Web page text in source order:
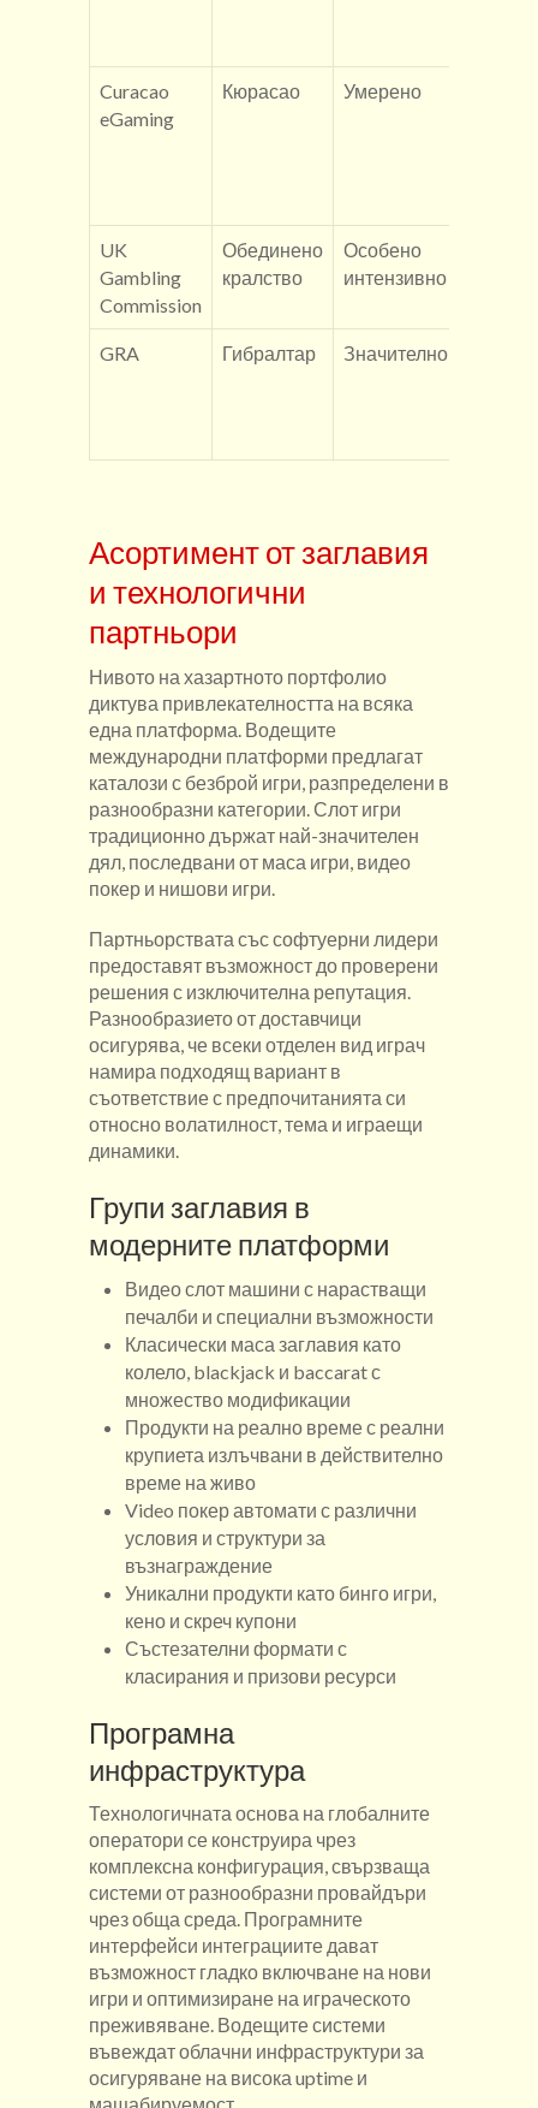
Curacao
eGaming
Кюрасао Умерено
UK
Gambling
Commission
Обединено
кралство
Особено
интензивно
GRA Гибралтар Значително
Асортимент от заглавия
и технологични
партньори
Нивото на хазартното портфолио
диктува привлекателността на всяка
една платформа. Водещите
международни платформи предлагат
каталози с безброй игри, разпределени в
разнообразни категории. Слот игри
традиционно държат най-значителен
дял, последвани от маса игри, видео
покер и нишови игри.
Партньорствата със софтуерни лидери
предоставят възможност до проверени
решения с изключителна репутация.
Разнообразието от доставчици
осигурява, че всеки отделен вид играч
намира подходящ вариант в
съответствие с предпочитанията си
относно волатилност, тема и играещи
динамики.
Групи заглавия в
модерните платформи
Видео слот машини с нарастващи
печалби и специални възможности
Класически маса заглавия като
колело, blackjack и baccarat с
множество модификации
Продукти на реално време с реални
крупиета излъчвани в действително
време на живо
Video покер автомати с различни
условия и структури за
възнаграждение
Уникални продукти като бинго игри,
кено и скреч купони
Състезателни формати с
класирания и призови ресурси
Програмна
инфраструктура
Технологичната основа на глобалните
оператори се конструира чрез
комплексна конфигурация, свързваща
системи от разнообразни провайдъри
чрез обща среда. Програмните
интерфейси интеграциите дават
възможност гладко включване на нови
игри и оптимизиране на играческото
преживяване. Водещите системи
въвеждат облачни инфраструктури за
осигуряване на висока uptime и